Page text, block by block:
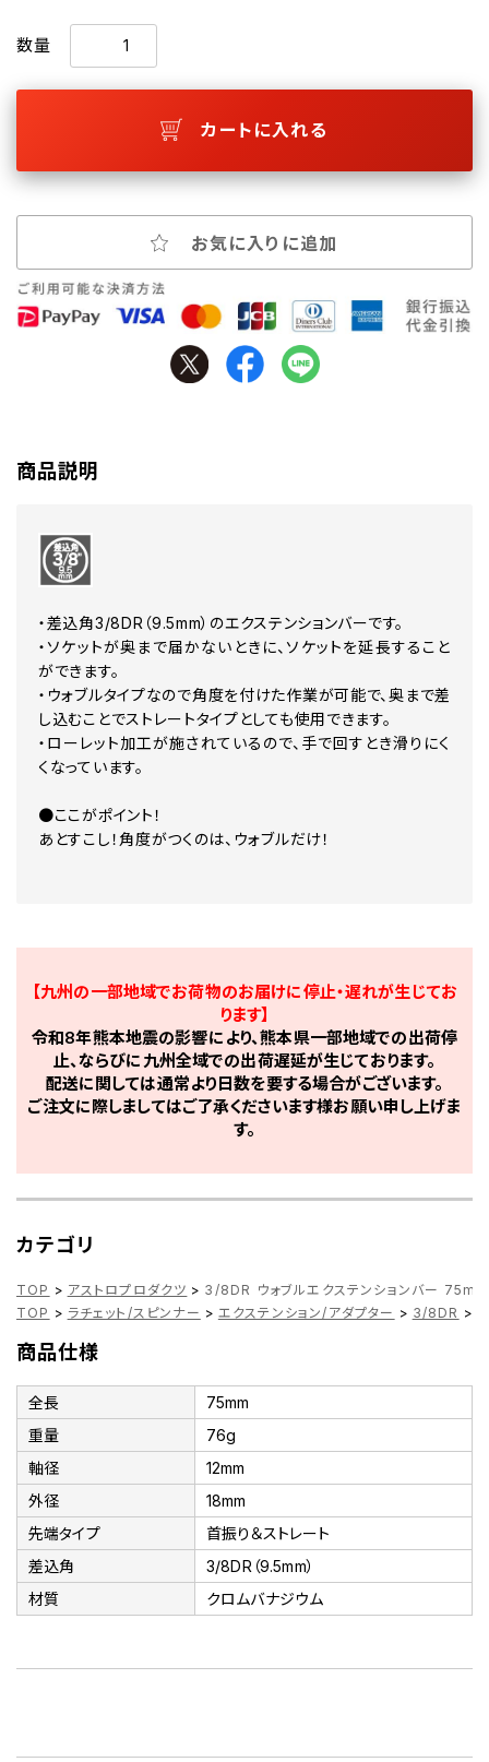
数量
カートに入れる
お気に入りに追加
商品説明
・差込角3/8DR（9.5mm）のエクステンションバーです。
・ソケットが奥まで届かないときに、ソケットを延長すること
ができます。
・ウォブルタイプなので角度を付けた作業が可能で、奥まで差
し込むことでストレートタイプとしても使用できます。
・ローレット加工が施されているので、手で回すとき滑りにく
くなっています。
●ここがポイント！
あとすこし！角度がつくのは、ウォブルだけ！
【九州の一部地域でお荷物のお届けに停止・遅れが生じてお
ります】
令和8年熊本地震の影響により、熊本県一部地域での出荷停
止、ならびに九州全域での出荷遅延が生じております。
配送に関しては通常より日数を要する場合がございます。
ご注文に際しましてはご了承くださいます様お願い申し上げま
す。
カテゴリ
TOP > アストロプロダクツ > 3/8DR ウォブルエクステンションバー 75mm
TOP > ラチェット/スピンナー > エクステンション/アダプター > 3/8DR >
商品仕様
全長
75mm
重量
76g
軸径
12mm
外径
18mm
先端タイプ
首振り＆ストレート
差込角
3/8DR（9.5mm）
材質
クロムバナジウム